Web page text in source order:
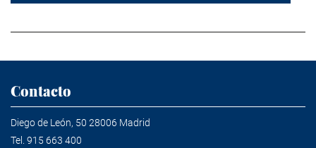
Contacto
Diego de León, 50 28006 Madrid
Tel. 915 663 400